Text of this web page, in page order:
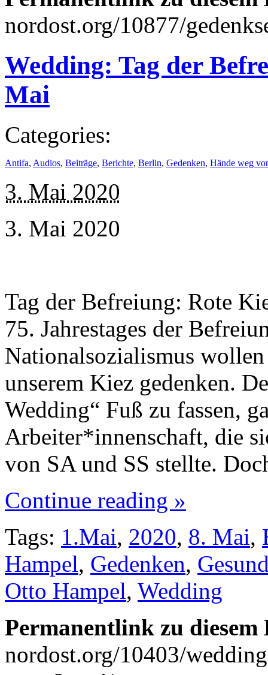
nordost.org/10877/
Wedding: Tag der
Mai
Categories:
Antifa, Audios, Beiträge, Berichte, Berlin, Gedenken, Hände weg
3. Mai 2020
3. Mai 2020
Tag der Befreiung: Rote
75. Jahrestages der
Nationalsozialismus
unserem Kiez gedenken.
Wedding“ Fuß zu fassen,
Arbeiter*innenschaft, die
von SA und SS stellte.
Continue reading »
Tags: 1.Mai, 2020, 8. Mai,
Hampel, Gedenken,
Otto Hampel, Wedding
Permanentlink zu
nordost.org/10403/